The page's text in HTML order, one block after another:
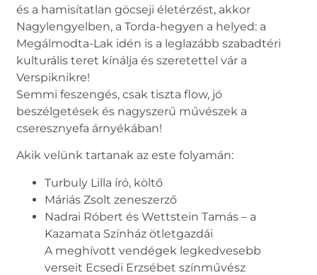
és a hamisítatlan göcseji életérzést, akkor
Nagylengyelben, a Torda-hegyen a helyed: a
Megálmodta-Lak idén is a leglazább szabadtéri
kulturális teret kínálja és szeretettel vár a
Verspiknikre!
Semmi feszengés, csak tiszta flow, jó
beszélgetések és nagyszerű művészek a
cseresznyefa árnyékában!
Akik velünk tartanak az este folyamán:
Turbuly Lilla író, költő
Máriás Zsolt zeneszerző
Nadrai Róbert és Wettstein Tamás – a
Kazamata Színház ötletgazdái
A meghívott vendégek legkedvesebb
verseit Ecsedi Erzsébet színművész